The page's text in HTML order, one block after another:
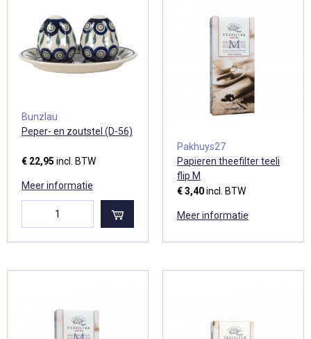
Bunzlau
Peper- en zoutstel (D-56)
€ 22,95 incl. BTW
Meer informatie
Pakhuys27
Papieren theefilter teeli
flip M
€ 3,40incl. BTW
Meer informatie